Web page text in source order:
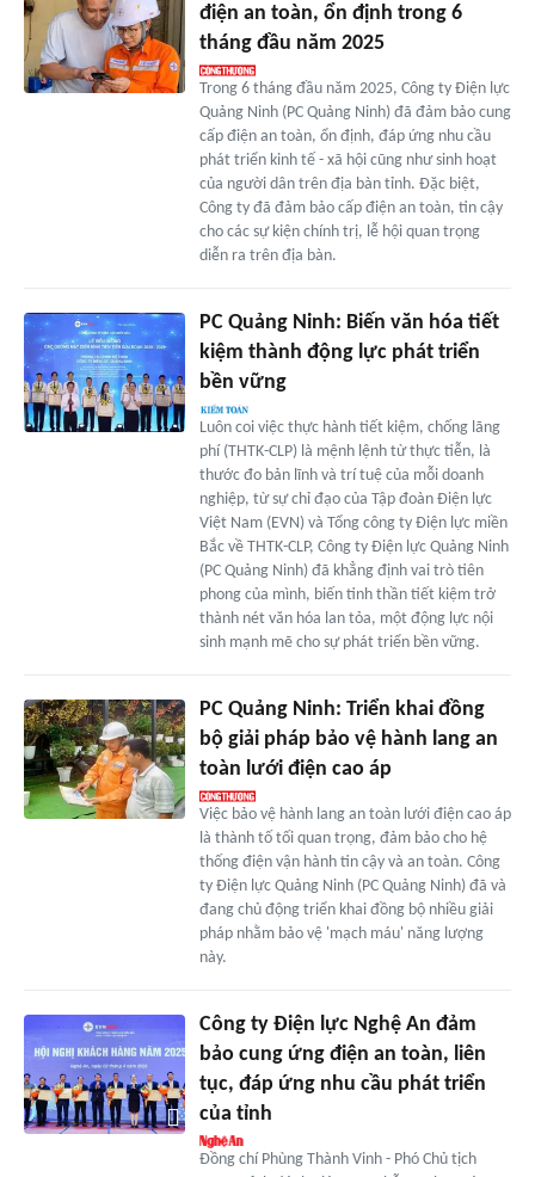
điện an toàn, ổn định trong 6
tháng đầu năm 2025
Trong 6 tháng đầu năm 2025, Công ty Điện lực
Quảng Ninh (PC Quảng Ninh) đã đảm bảo cung
cấp điện an toàn, ổn định, đáp ứng nhu cầu
phát triển kinh tế - xã hội cũng như sinh hoạt
của người dân trên địa bàn tỉnh. Đặc biệt,
Công ty đã đảm bảo cấp điện an toàn, tin cậy
cho các sự kiện chính trị, lễ hội quan trọng
diễn ra trên địa bàn.
PC Quảng Ninh: Biến văn hóa tiết
kiệm thành động lực phát triển
bền vững
Luôn coi việc thực hành tiết kiệm, chống lãng
phí (THTK-CLP) là mệnh lệnh từ thực tiễn, là
thước đo bản lĩnh và trí tuệ của mỗi doanh
nghiệp, từ sự chỉ đạo của Tập đoàn Điện lực
Việt Nam (EVN) và Tổng công ty Điện lực miền
Bắc về THTK-CLP, Công ty Điện lực Quảng Ninh
(PC Quảng Ninh) đã khẳng định vai trò tiên
phong của mình, biến tinh thần tiết kiệm trở
thành nét văn hóa lan tỏa, một động lực nội
sinh mạnh mẽ cho sự phát triển bền vững.
PC Quảng Ninh: Triển khai đồng
bộ giải pháp bảo vệ hành lang an
toàn lưới điện cao áp
Việc bảo vệ hành lang an toàn lưới điện cao áp
là thành tố tối quan trọng, đảm bảo cho hệ
thống điện vận hành tin cậy và an toàn. Công
ty Điện lực Quảng Ninh (PC Quảng Ninh) đã và
đang chủ động triển khai đồng bộ nhiều giải
pháp nhằm bảo vệ 'mạch máu' năng lượng
này.
Công ty Điện lực Nghệ An đảm
bảo cung ứng điện an toàn, liên
tục, đáp ứng nhu cầu phát triển
của tỉnh
Đồng chí Phùng Thành Vinh - Phó Chủ tịch